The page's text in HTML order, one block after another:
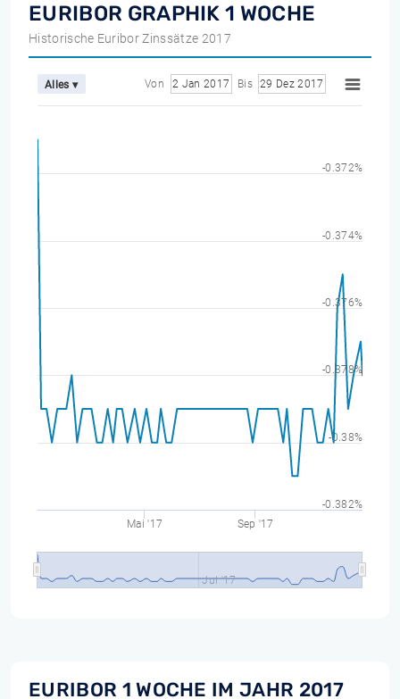
EURIBOR GRAPHIK 1 WOCHE
Historische Euribor Zinssätze 2017
Alles ▾ Von 2 Jan 2017 Bis 29 Dez 2017
Mai '17 Sep '17
Jul '17
-0.382%
-0.38%
-0.378%
-0.376%
-0.374%
-0.372%
EURIBOR 1 WOCHE IM JAHR 2017